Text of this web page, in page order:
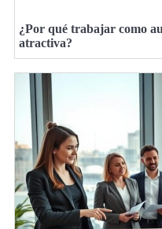
¿Por qué trabajar como
atractiva?